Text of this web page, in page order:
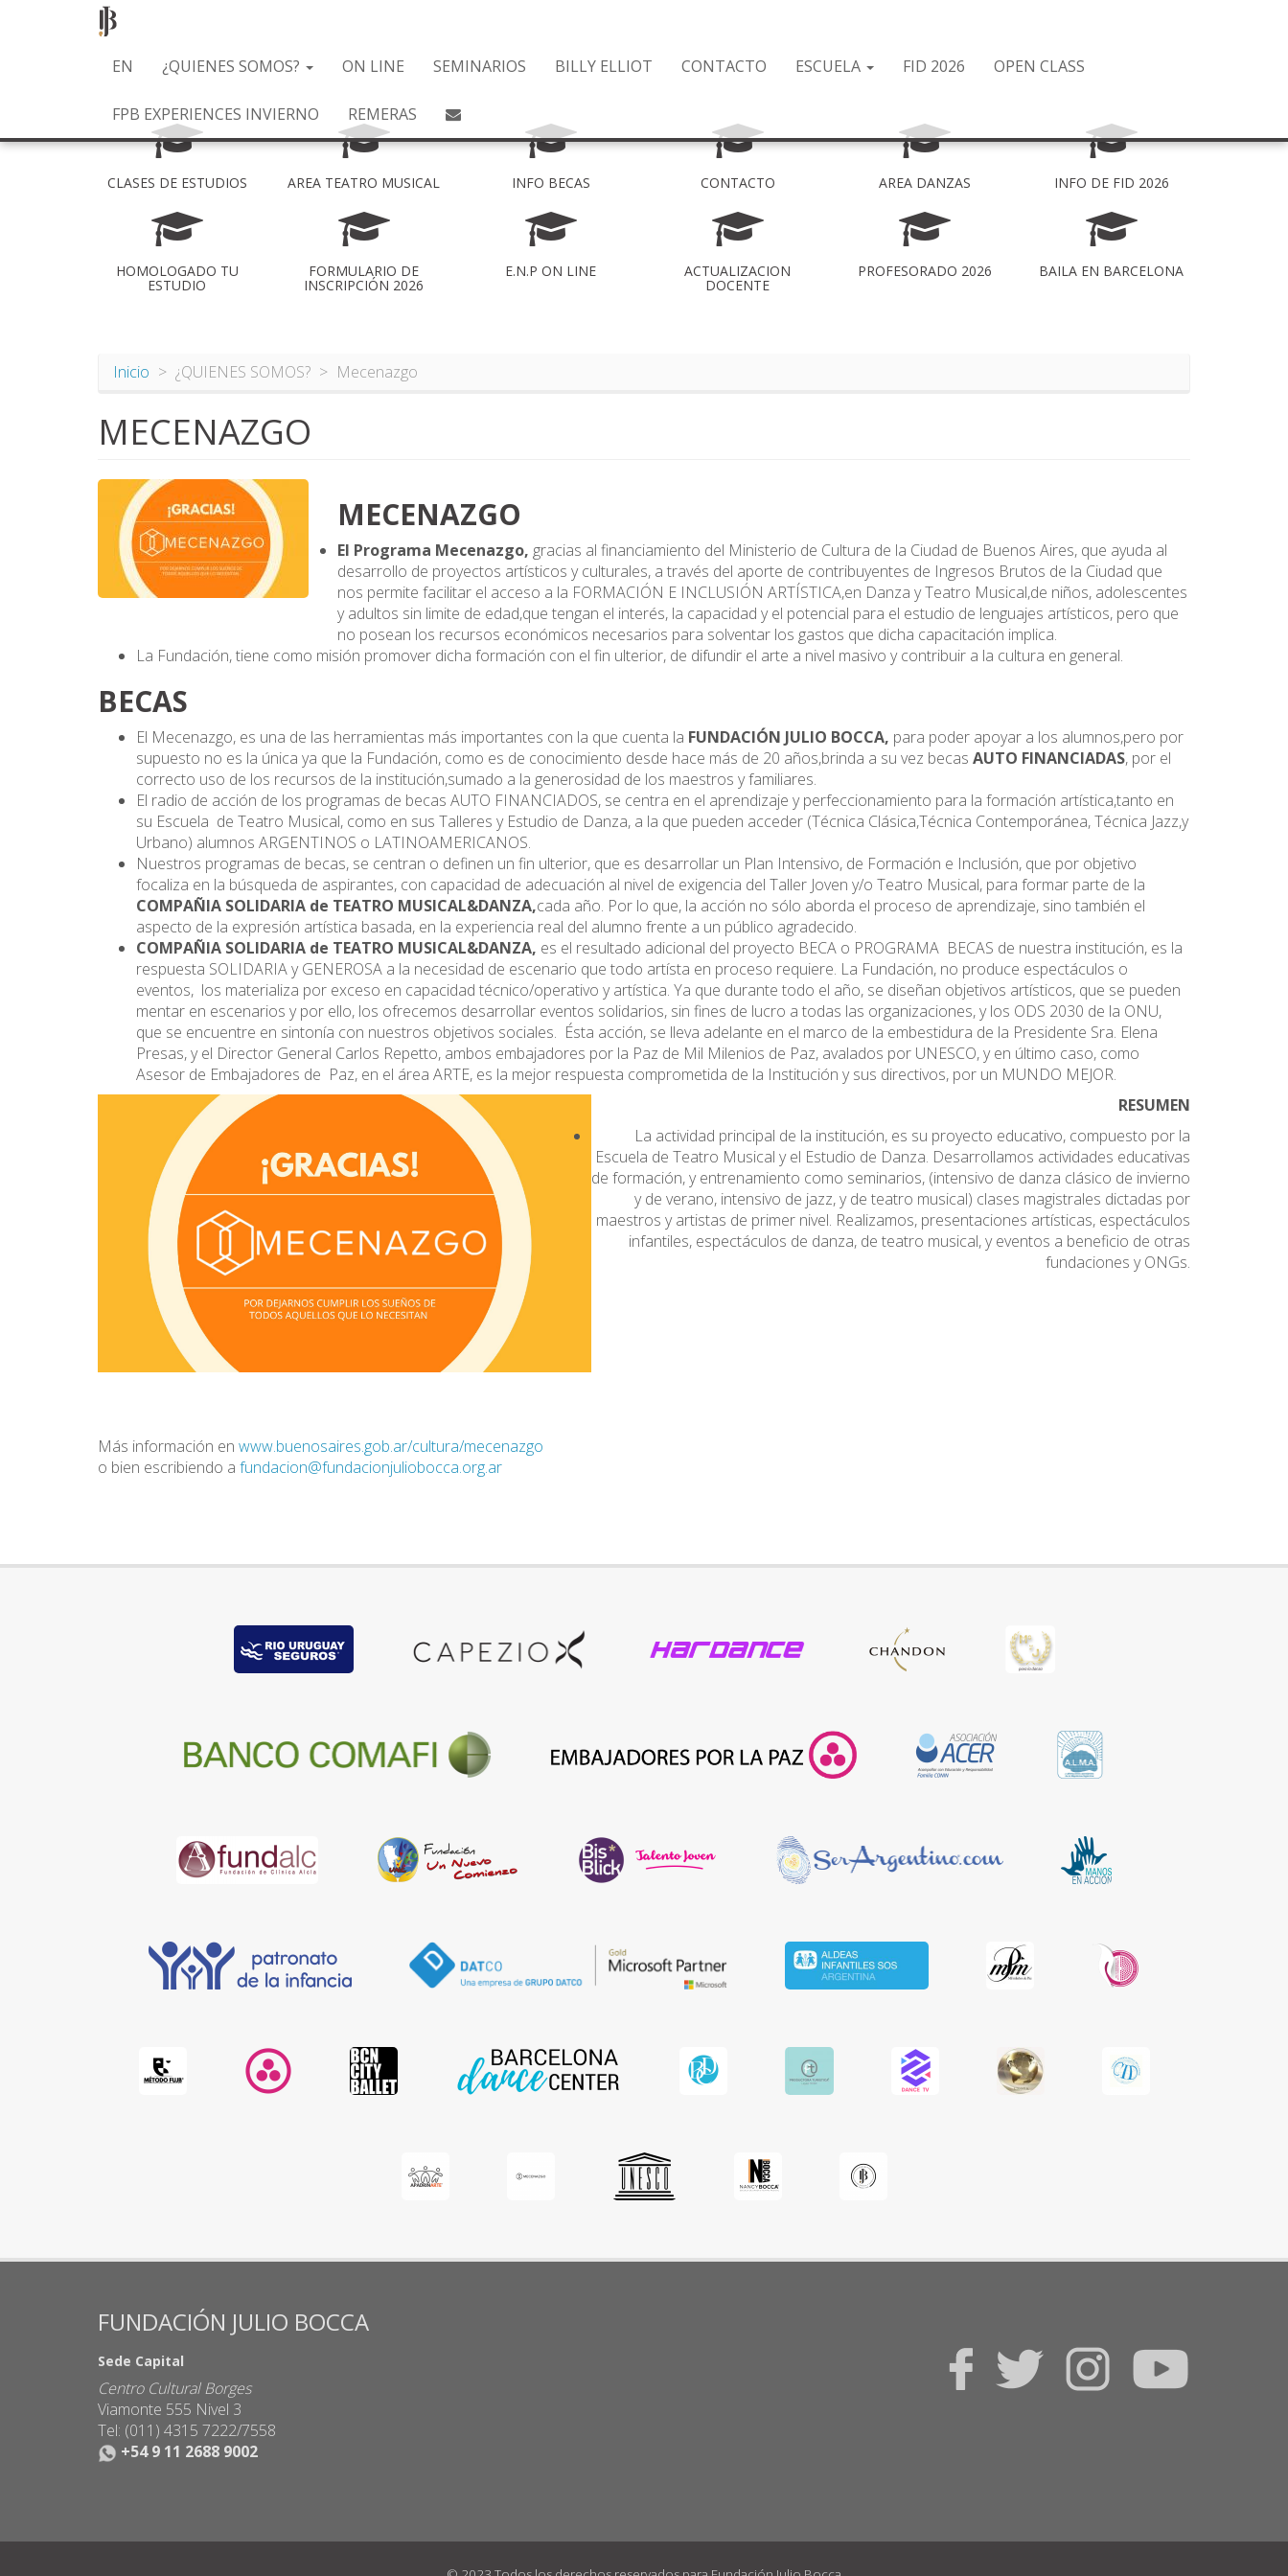
EN ¿QUIENES SOMOS? ON LINE SEMINARIOS BILLY ELLIOT CONTACTO ESCUELA FID 2026 OPEN CLASS
FPB EXPERIENCES INVIERNO REMERAS
CLASES DE ESTUDIOS AREA TEATRO MUSICAL INFO BECAS CONTACTO AREA DANZAS INFO DE FID 2026
HOMOLOGADO TU
ESTUDIO
FORMULARIO DE
INSCRIPCIÓN 2026
E.N.P ON LINE ACTUALIZACION
DOCENTE
PROFESORADO 2026 BAILA EN BARCELONA
Inicio ¿QUIENES SOMOS? Mecenazgo
MECENAZGO
MECENAZGO
El Programa Mecenazgo, gracias al financiamiento del Ministerio de Cultura de la Ciudad de Buenos Aires, que ayuda al
desarrollo de proyectos artísticos y culturales, a través del aporte de contribuyentes de Ingresos Brutos de la Ciudad que
nos permite facilitar el acceso a la FORMACIÓN E INCLUSIÓN ARTÍSTICA,en Danza y Teatro Musical,de niños, adolescentes
y adultos sin limite de edad,que tengan el interés, la capacidad y el potencial para el estudio de lenguajes artísticos, pero que
no posean los recursos económicos necesarios para solventar los gastos que dicha capacitación implica.
La Fundación, tiene como misión promover dicha formación con el fin ulterior, de difundir el arte a nivel masivo y contribuir a la cultura en general.
BECAS
El Mecenazgo, es una de las herramientas más importantes con la que cuenta la FUNDACIÓN JULIO BOCCA, para poder apoyar a los alumnos,pero por
supuesto no es la única ya que la Fundación, como es de conocimiento desde hace más de 20 años,brinda a su vez becas AUTO FINANCIADAS, por el
correcto uso de los recursos de la institución,sumado a la generosidad de los maestros y familiares.
El radio de acción de los programas de becas AUTO FINANCIADOS, se centra en el aprendizaje y perfeccionamiento para la formación artística,tanto en
su Escuela de Teatro Musical, como en sus Talleres y Estudio de Danza, a la que pueden acceder (Técnica Clásica,Técnica Contemporánea, Técnica Jazz,y
Urbano) alumnos ARGENTINOS o LATINOAMERICANOS.
Nuestros programas de becas, se centran o definen un fin ulterior, que es desarrollar un Plan Intensivo, de Formación e Inclusión, que por objetivo
focaliza en la búsqueda de aspirantes, con capacidad de adecuación al nivel de exigencia del Taller Joven y/o Teatro Musical, para formar parte de la
COMPAÑIA SOLIDARIA de TEATRO MUSICAL&DANZA,cada año. Por lo que, la acción no sólo aborda el proceso de aprendizaje, sino también el
aspecto de la expresión artística basada, en la experiencia real del alumno frente a un público agradecido.
COMPAÑIA SOLIDARIA de TEATRO MUSICAL&DANZA, es el resultado adicional del proyecto BECA o PROGRAMA BECAS de nuestra institución, es la
respuesta SOLIDARIA y GENEROSA a la necesidad de escenario que todo artísta en proceso requiere. La Fundación, no produce espectáculos o
eventos, los materializa por exceso en capacidad técnico/operativo y artística. Ya que durante todo el año, se diseñan objetivos artísticos, que se pueden
mentar en escenarios y por ello, los ofrecemos desarrollar eventos solidarios, sin fines de lucro a todas las organizaciones, y los ODS 2030 de la ONU,
que se encuentre en sintonía con nuestros objetivos sociales. Ésta acción, se lleva adelante en el marco de la embestidura de la Presidente Sra. Elena
Presas, y el Director General Carlos Repetto, ambos embajadores por la Paz de Mil Milenios de Paz, avalados por UNESCO, y en último caso, como
Asesor de Embajadores de Paz, en el área ARTE, es la mejor respuesta comprometida de la Institución y sus directivos, por un MUNDO MEJOR.
RESUMEN
La actividad principal de la institución, es su proyecto educativo, compuesto por la
Escuela de Teatro Musical y el Estudio de Danza. Desarrollamos actividades educativas
de formación, y entrenamiento como seminarios, (intensivo de danza clásico de invierno
y de verano, intensivo de jazz, y de teatro musical) clases magistrales dictadas por
maestros y artistas de primer nivel. Realizamos, presentaciones artísticas, espectáculos
infantiles, espectáculos de danza, de teatro musical, y eventos a beneficio de otras
fundaciones y ONGs.
Más información en www.buenosaires.gob.ar/cultura/mecenazgo
o bien escribiendo a fundacion@fundacionjuliobocca.org.ar
FUNDACIÓN JULIO BOCCA
Sede Capital
Centro Cultural Borges
Viamonte 555 Nivel 3
Tel: (011) 4315 7222/7558
+54 9 11 2688 9002